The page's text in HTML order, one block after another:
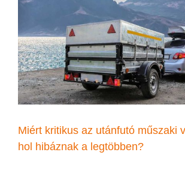
Miért kritikus az utánfutó műszaki
hol hibáznak a legtöbben?